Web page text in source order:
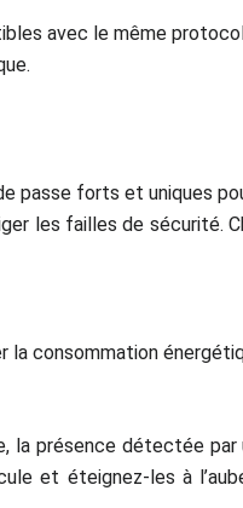
avec le même
passe forts et uniques
les failles de sécurité.
la consommation
la présence détectée
et éteignez-les à